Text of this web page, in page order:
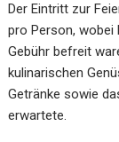
Der Eintritt zur
pro Person, wobei
Gebühr befreit
kulinarischen
Getränke sowie
erwartete.